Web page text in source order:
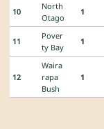
10
North
Otago
1
11
Pover
ty Bay
1
12
Waira
rapa
Bush
1